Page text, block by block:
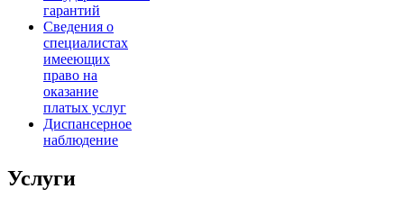
гарантий
Сведения о
специалистах
имееющих
право на
оказание
платых услуг
Диспансерное
наблюдение
Услуги